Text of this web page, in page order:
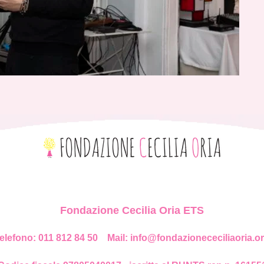
Fondazione Cecilia Oria ETS
011 812 84 50 Mail: